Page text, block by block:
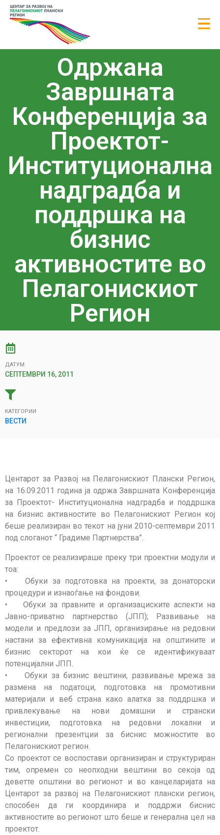
Oдржана
Завршната
Конференција за
Проектот-
Институционална
надградба и
поддршка на
бизнис
активностите во
Пелагонискиот
Регион
ДАТУМ
СЕПТЕМВРИ 16, 2011
КАТЕГОРИИ
ВЕСТИ
Центарот за Развој на Пелагонискиот Плански Регион,
на 16.09.2011 година ја одржа Завршната Конференција
за Проектот- Институционална надградба и поддршка
на бизнис активностите во Пелагонискиот Регион кој
беше реализиран во текот на јуни 2010-септември 2011
под слоганот “ Градиме Партнерства”.
Проектот се реализираше преку три проектни модули и
тоа:
• Обуки за подготовка на проекти, за донаторски
процедури и изнаоѓање на фондови.
• Обуки за правните и организациските аспекти на
Јавно-приватно партнерство (ЈПП); Развивање на
модели и предлози за ЈПП, организирање на редовни
настани за ефективна комуникација на општините и
бизнис секторот на кои ќе се идентификуваат
потенцијални ЈПП.
• Обуки за бизнис вештини, развивање мрежа за
размена на податоци, подготовка на промотивни
материјали и веб страна како алатка за поддршка и
привлекување на нови домашни и странски
инвестиции, подготовка на редовни локални и
регионални презентции за биснис можностите во
Пелагонискиот регион.
Со проектот се воспостави организиран и структуриран
тим, опремен со неопходни вештини во секоја од
деветте општини во регионот и во канцеларијата на
Центарот за развој на Пелагонискиот плански регион,
способен да ги координира и поддржи биснис
активностите во регионот што беше и генерална цел на
проектот.